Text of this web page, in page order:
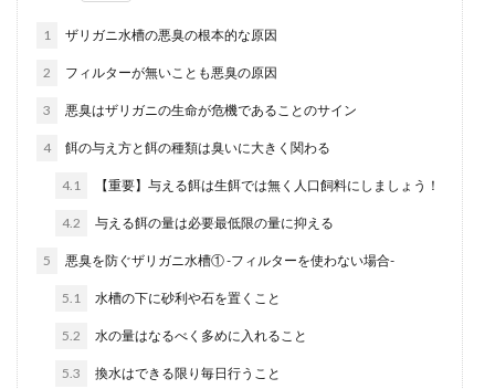
1 ザリガニ水槽の悪臭の根本的な原因
2 フィルターが無いことも悪臭の原因
3 悪臭はザリガニの生命が危機であることのサイン
4 餌の与え方と餌の種類は臭いに大きく関わる
4.1 【重要】与える餌は生餌では無く人口飼料にしましょう！
4.2 与える餌の量は必要最低限の量に抑える
5 悪臭を防ぐザリガニ水槽① -フィルターを使わない場合-
5.1 水槽の下に砂利や石を置くこと
5.2 水の量はなるべく多めに入れること
5.3 換水はできる限り毎日行うこと